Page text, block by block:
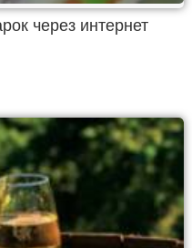
через интернет